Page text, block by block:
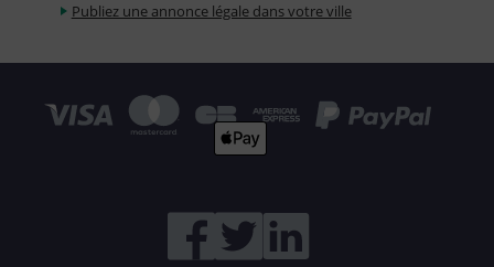
Publiez une annonce légale dans votre ville